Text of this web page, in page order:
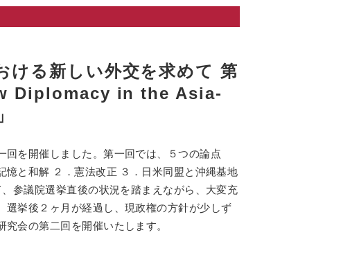
ける新しい外交を求めて 第
Diplomacy in the Asia-
回を開催しました。第一回では、５つの論点
憶と和解 ２．憲法改正 ３．日米同盟と沖縄基地
参議院選挙直後の状況を踏まえながら、大変充
挙後２ヶ月が経過し、現政権の方針が少しず
会の第二回を開催いたします。